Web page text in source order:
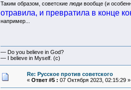
Таким образом, советские люди вообще (и
отравила, и превратила в конце
например...
— Do you believe in God?
— I believe in Myself. (c)
Re: Русское против советского
« Ответ #5 : 07 Октября 2023, 02:15:29 »